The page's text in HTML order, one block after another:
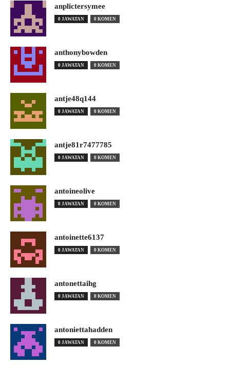
anplictersymee
0 JAWATAN 0 KOMEN
anthonybowden
0 JAWATAN 0 KOMEN
antje48q144
0 JAWATAN 0 KOMEN
antje81r7477785
0 JAWATAN 0 KOMEN
antoineolive
0 JAWATAN 0 KOMEN
antoinette6137
0 JAWATAN 0 KOMEN
antonettaihg
0 JAWATAN 0 KOMEN
antoniettahadden
0 JAWATAN 0 KOMEN